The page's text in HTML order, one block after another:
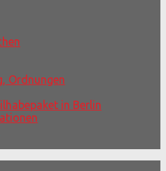
Ordnungen
in Berlin